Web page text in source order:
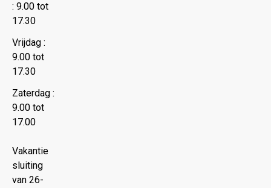
: 9.00 tot
17.30
Vrijdag :
9.00 tot
17.30
Zaterdag :
9.00 tot
17.00
Vakantie
sluiting
van 26-